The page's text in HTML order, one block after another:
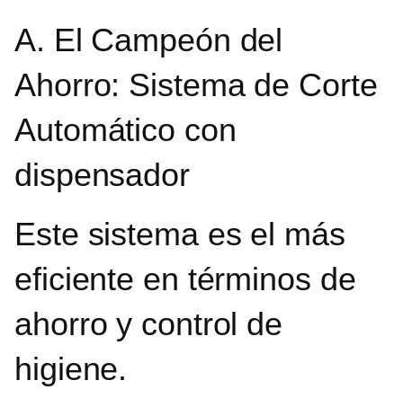
A. El Campeón del
Ahorro: Sistema de Corte
Automático con
dispensador
Este sistema es el más
eficiente en términos de
ahorro y control de
higiene.